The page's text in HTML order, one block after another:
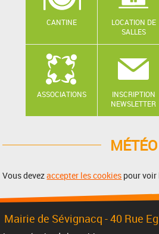
CANTINE
LOCATION DE
SALLES
ASSOCIATIONS
INSCRIPTION
NEWSLETTER
MÉTÉO
Vous devezaccepter les cookies pour voir
Mairie de Sévignacq -40 Rue